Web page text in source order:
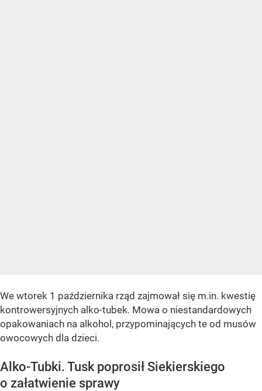
We wtorek 1 października rząd zajmował się m.in. kwestię
kontrowersyjnych alko-tubek. Mowa o niestandardowych
opakowaniach na alkohol, przypominających te od musów
owocowych dla dzieci.
Alko-Tubki. Tusk poprosił Siekierskiego
o załatwienie sprawy